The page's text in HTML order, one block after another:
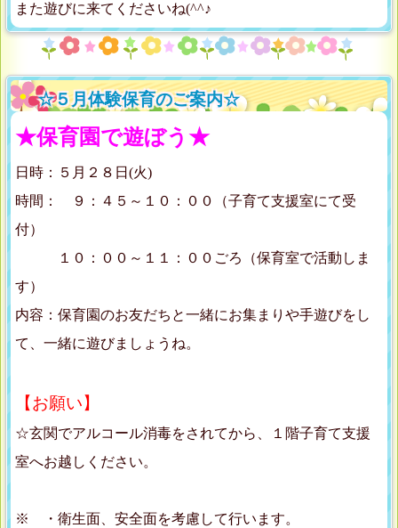
また遊びに来てくださいね(^^♪
☆５月体験保育のご案内☆
★保育園で遊ぼう★
日時：５月２８日(火)
時間： ９：４５～１０：００（子育て支援室にて受
付）
１０：００～１１：００ごろ（保育室で活動しま
す）
内容：保育園のお友だちと一緒にお集まりや手遊びをし
て、一緒に遊びましょうね。
【お願い】
☆玄関でアルコール消毒をされてから、１階子育て支援
室へお越しください。
※ ・衛生面、安全面を考慮して行います。